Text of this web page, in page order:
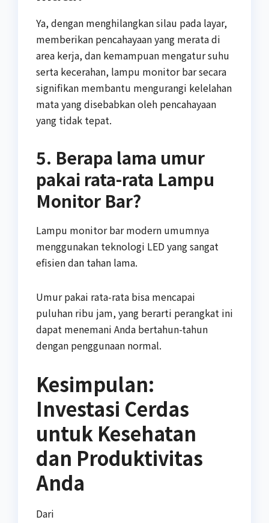
Ya, dengan menghilangkan silau pada layar,
memberikan pencahayaan yang merata di
area kerja, dan kemampuan mengatur suhu
serta kecerahan, lampu monitor bar secara
signifikan membantu mengurangi kelelahan
mata yang disebabkan oleh pencahayaan
yang tidak tepat.
5. Berapa lama umur
pakai rata-rata Lampu
Monitor Bar?
Lampu monitor bar modern umumnya
menggunakan teknologi LED yang sangat
efisien dan tahan lama.
Umur pakai rata-rata bisa mencapai
puluhan ribu jam, yang berarti perangkat ini
dapat menemani Anda bertahun-tahun
dengan penggunaan normal.
Kesimpulan:
Investasi Cerdas
untuk Kesehatan
dan Produktivitas
Anda
Dari